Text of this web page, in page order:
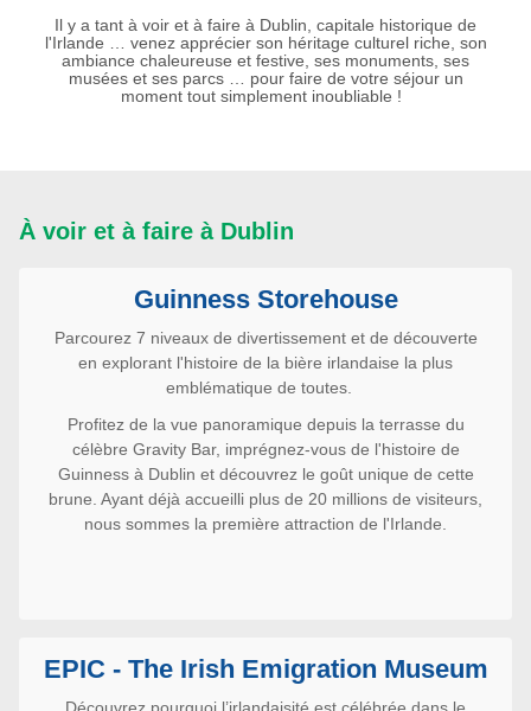
Il y a tant à voir et à faire à Dublin, capitale historique de
l'Irlande … venez apprécier son héritage culturel riche, son
ambiance chaleureuse et festive, ses monuments, ses
musées et ses parcs … pour faire de votre séjour un
moment tout simplement inoubliable !
À voir et à faire à Dublin
Guinness Storehouse
Parcourez 7 niveaux de divertissement et de découverte
en explorant l'histoire de la bière irlandaise la plus
emblématique de toutes.
Profitez de la vue panoramique depuis la terrasse du
célèbre Gravity Bar, imprégnez-vous de l'histoire de
Guinness à Dublin et découvrez le goût unique de cette
brune. Ayant déjà accueilli plus de 20 millions de visiteurs,
nous sommes la première attraction de l'Irlande.
EPIC - The Irish Emigration Museum